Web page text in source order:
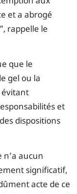
et a abrogé
rappelle le
que le
gel ou la
évitant
et
dispositions
n’a aucun
significatif,
acte de ce